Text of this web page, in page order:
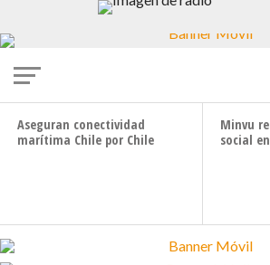
frente a obras en aeródromo Julio
Aseguran conectividad
marítima Chile por Chile
Minvu
social